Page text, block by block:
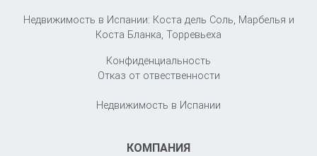
Недвижимость в Испании: Коста дель Соль, Марбелья и
Коста Бланка, Торревьеха
Конфиденциальность
Отказ от отвественности
Недвижимость в Испании
КОМПАНИЯ